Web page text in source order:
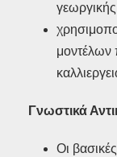
Γνωστικά
Οι